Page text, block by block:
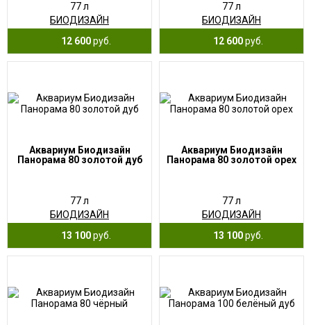
77 л
БИОДИЗАЙН
12 600руб.
77 л
БИОДИЗАЙН
12 600руб.
Аквариум Биодизайн
Панорама 80 золотой дуб
77 л
БИОДИЗАЙН
13 100руб.
Аквариум Биодизайн
Панорама 80 золотой орех
77 л
БИОДИЗАЙН
13 100руб.